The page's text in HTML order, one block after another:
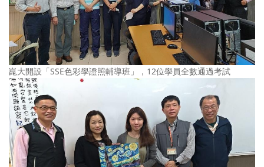
崑大開設「SSE色彩學證照輔導班」，12位學員全數通過考試